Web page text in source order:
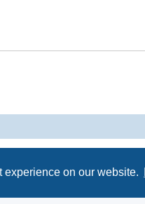
on our website.